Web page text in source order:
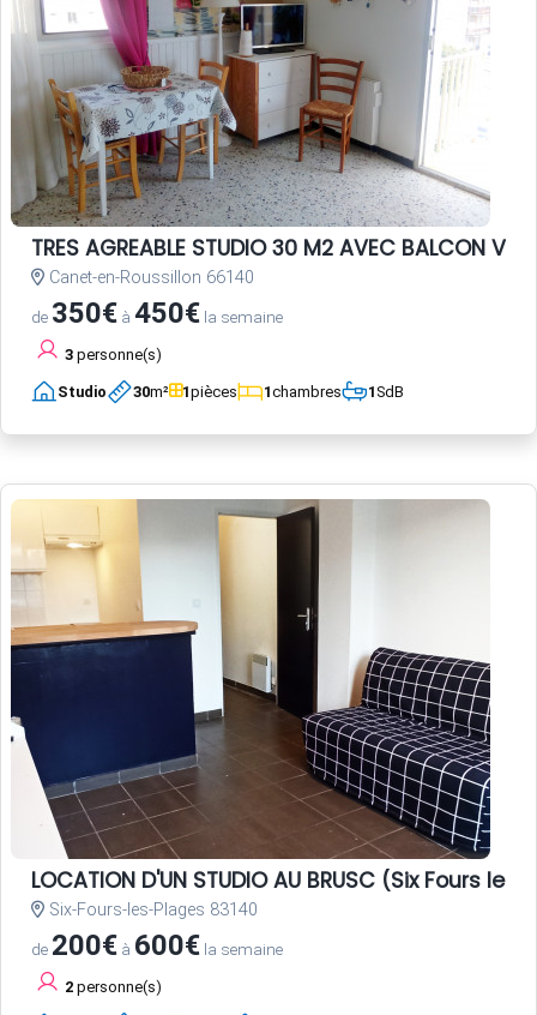
TRES AGREABLE STUDIO 30 M2 AVEC BALCON VUE
Canet-en-Roussillon 66140
de 350€ à 450€ la semaine
3 personne(s)
Studio 30m² 1pièces 1chambres 1SdB
LOCATION D'UN STUDIO AU BRUSC (Six Fours les
Six-Fours-les-Plages 83140
de 200€ à 600€ la semaine
2 personne(s)